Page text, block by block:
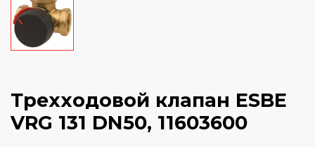
Трехходовой клапан ESBE
VRG 131 DN50, 11603600